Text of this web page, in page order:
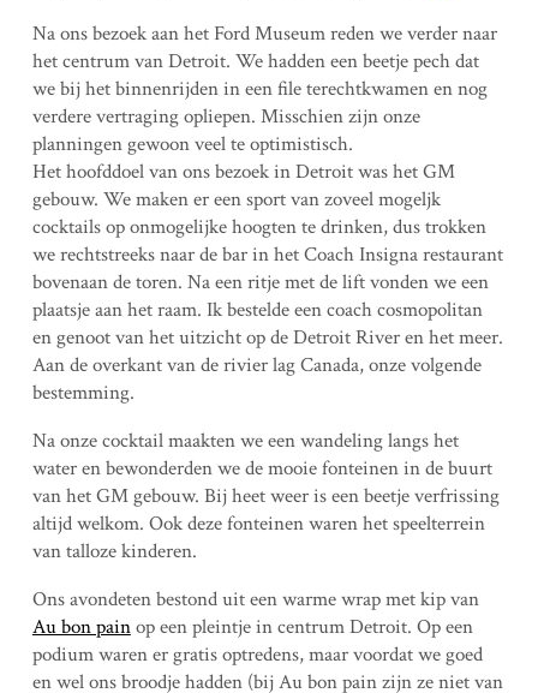
Na ons bezoek aan het Ford Museum reden we verder naar
het centrum van Detroit. We hadden een beetje pech dat
we bij het binnenrijden in een file terechtkwamen en nog
verdere vertraging opliepen. Misschien zijn onze
planningen gewoon veel te optimistisch.
Het hoofddoel van ons bezoek in Detroit was het GM
gebouw. We maken er een sport van zoveel mogeljk
cocktails op onmogelijke hoogten te drinken, dus trokken
we rechtstreeks naar de bar in het Coach Insigna restaurant
bovenaan de toren. Na een ritje met de lift vonden we een
plaatsje aan het raam. Ik bestelde een coach cosmopolitan
en genoot van het uitzicht op de Detroit River en het meer.
Aan de overkant van de rivier lag Canada, onze volgende
bestemming.
Na onze cocktail maakten we een wandeling langs het
water en bewonderden we de mooie fonteinen in de buurt
van het GM gebouw. Bij heet weer is een beetje verfrissing
altijd welkom. Ook deze fonteinen waren het speelterrein
van talloze kinderen.
Ons avondeten bestond uit een warme wrap met kip van
Au bon painop een pleintje in centrum Detroit. Op een
podium waren er gratis optredens, maar voordat we goed
en wel ons broodje hadden (bij Au bon pain zijn ze niet van